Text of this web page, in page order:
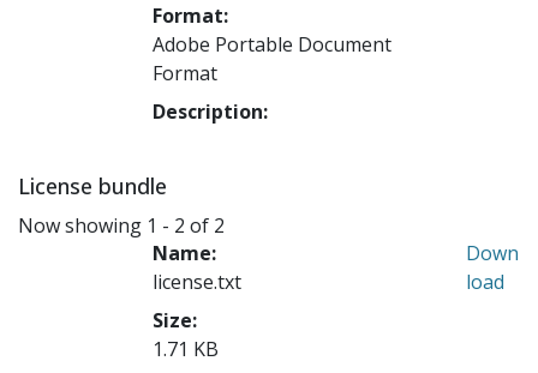
Format:
Adobe Portable Document
Format
Description:
License bundle
Now showing 1 - 2 of 2
Name:
license.txt
Size:
1.71 KB
Down
load